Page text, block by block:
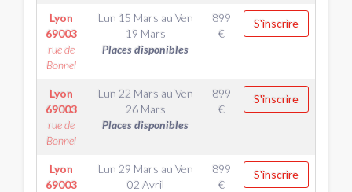
Lyon
69003
rue de
Bonnel
Lun 15 Mars au Ven
19 Mars
Places disponibles
899
€
S'inscrire
Lyon
69003
rue de
Bonnel
Lun 22 Mars au Ven
26 Mars
Places disponibles
899
€
S'inscrire
Lyon
69003
Lun 29 Mars au Ven
02 Avril
899
€
S'inscrire